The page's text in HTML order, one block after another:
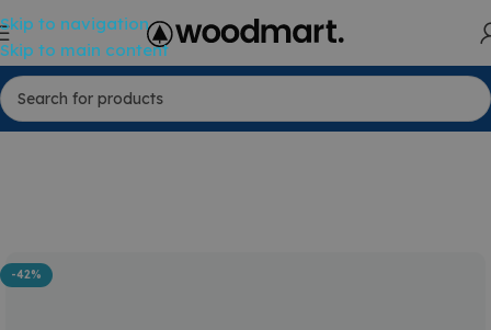
Skip to navigation
Skip to main content
-42%